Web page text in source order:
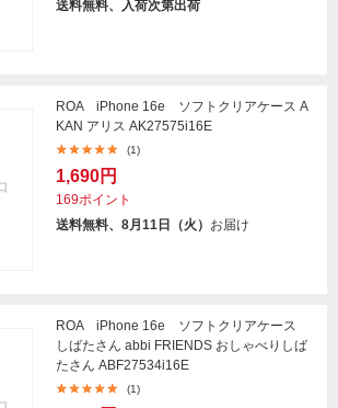
送料無料、入荷次第出荷
ROA iPhone 16e ソフトクリアケース A
KAN アリス AK27575i16E
(1)
1,690円
169ポイント
送料無料、8月11日（火） お届け
ROA iPhone 16e ソフトクリアケース
しばたさん abbi FRIENDS おしゃべりしば
たさん ABF27534i16E
(1)